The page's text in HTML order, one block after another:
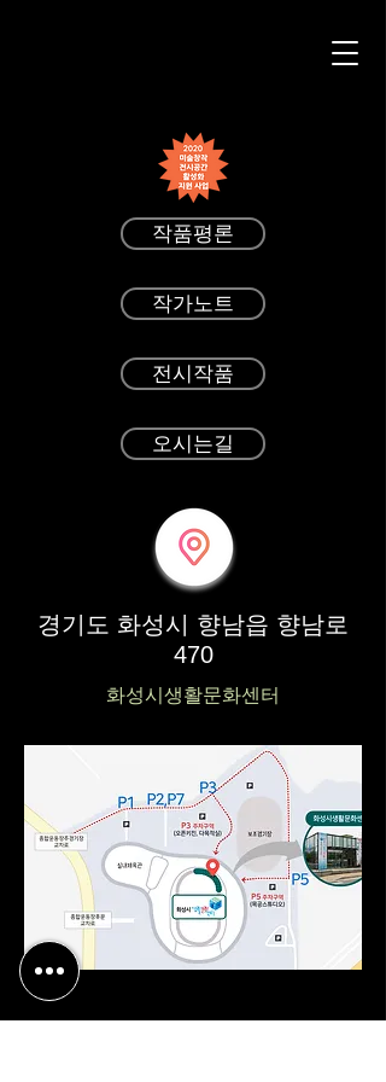
작품평론
작가노트
전시작품
오시는길
경기도 화성시 향남읍 향남로
470
화성시생활문화센터
Studio